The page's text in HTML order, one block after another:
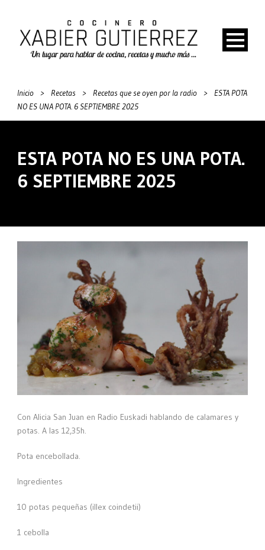
Inicio > Recetas > Recetas que se oyen por la radio >
ESTA POTA
NO ES UNA POTA. 6 SEPTIEMBRE 2025
ESTA POTA NO ES UNA POTA.
6 SEPTIEMBRE 2025
Con Alicia San Juan en Radio Euskadi hablando de calamares y
potas. A las 12,35h.
Pota encebollada.
Ingredientes
10 potas pequeñas (illex coindetii)
1 cebolla